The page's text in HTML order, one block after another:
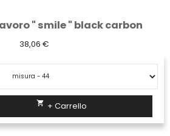
" smile " black carbon
38,06 €
 + Carrello